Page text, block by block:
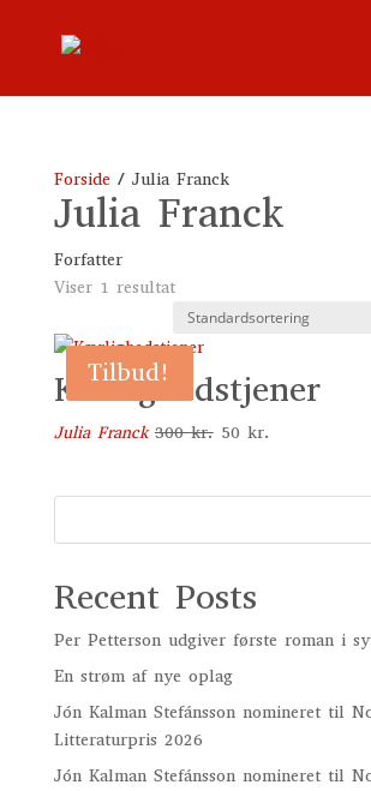
Forside/ Julia Franck
Julia Franck
Forfatter
Viser 1 resultat
Tilbud!
Kærlighedstjener
Julia Franck 300kr. Den
300 kr..
50 kr.
50 kr..
Recent Posts
Per Petterson udgiver første roman i
En strøm af nye oplag
Jón Kalman Stefánsson nomineret til
Litteraturpris 2026
Jón Kalman Stefánsson nomineret til